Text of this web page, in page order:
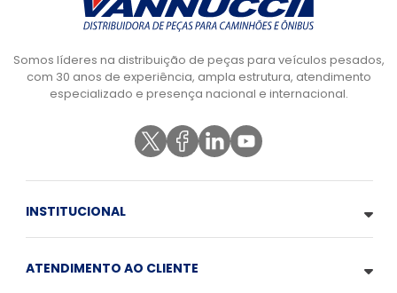
Somos líderes na distribuição de peças para veículos pesados,
com 30 anos de experiência, ampla estrutura, atendimento
especializado e presença nacional e internacional.
INSTITUCIONAL
ATENDIMENTO AO CLIENTE